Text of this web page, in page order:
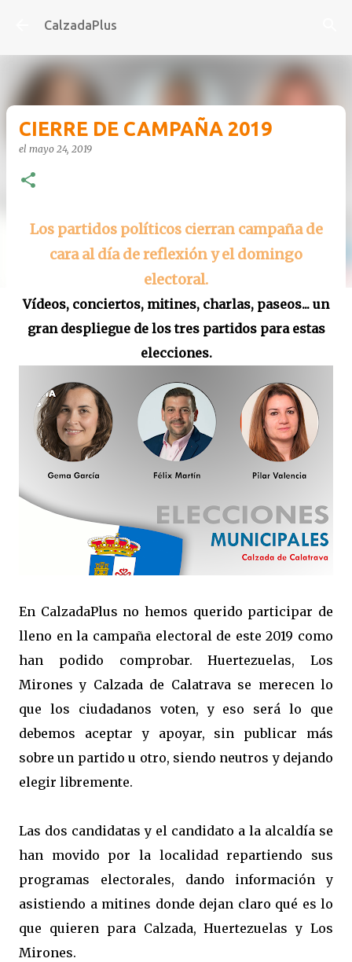
Ir al contenido principal
CalzadaPlus
CIERRE DE CAMPAÑA 2019
el mayo 24, 2019
Los partidos políticos cierran campaña de
cara al día de reflexión y el domingo
electoral.
Vídeos, conciertos, mitines, charlas, paseos... un
gran despliegue de los tres partidos para estas
elecciones.
En CalzadaPlus no hemos querido participar de
lleno en la campaña electoral de este 2019 como
han podido comprobar. Huertezuelas, Los
Mirones y Calzada de Calatrava se merecen lo
que los ciudadanos voten, y eso será lo que
debemos aceptar y apoyar, sin publicar más
sobre un partido u otro, siendo neutros y dejando
elegir libremente.
Las dos candidatas y el candidato a la alcaldía se
han movido por la localidad repartiendo sus
programas electorales, dando información y
asistiendo a mitines donde dejan claro qué es lo
que quieren para Calzada, Huertezuelas y Los
Mirones.